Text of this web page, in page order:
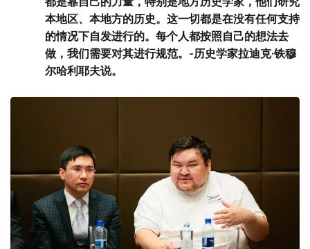
本地区、本地方的历史。这一切都是在没有任何支持
的情况下自发进行的。每个人都按照自己的想法去
做，我们需要对其进行规范。-历史学家拉迪克·铁穆
尔哈利耶夫说。